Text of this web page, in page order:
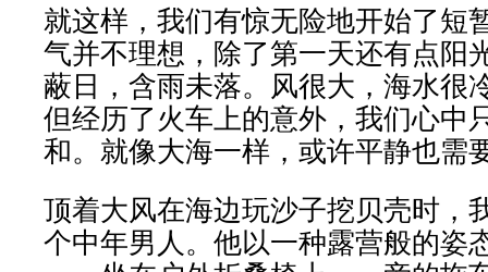
就这样，我们有惊无险地开始了短
气并不理想，除了第一天还有点阳
蔽日，含雨未落。风很大，海水很
但经历了火车上的意外，我们心中
和。就像大海一样，或许平静也需
顶着大风在海边玩沙子挖贝壳时，
个中年男人。他以一种露营般的姿